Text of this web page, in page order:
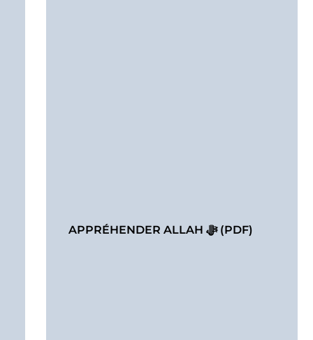
APPRÉHENDER ALLAH ﷻ (PDF)